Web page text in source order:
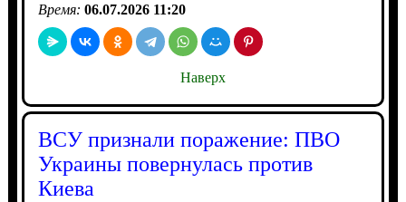
Время: 06.07.2026 11:20
Наверх
ВСУ признали поражение: ПВО
Украины повернулась против
Киева